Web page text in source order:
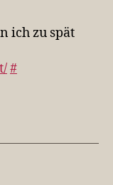
ich zu spät
#